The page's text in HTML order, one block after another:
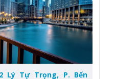
Lý Tự Trọng, P. Bến